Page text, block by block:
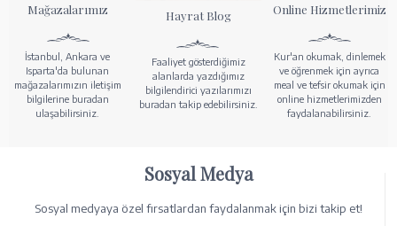
Mağazalarımız
İstanbul, Ankara ve
Isparta'da bulunan
mağazalarımızın iletişim
bilgilerine buradan
ulaşabilirsiniz.
Hayrat Blog
Faaliyet gösterdiğimiz
alanlarda yazdığımız
bilgilendirici yazılarımızı
buradan takip edebilirsiniz.
Online Hizmetlerimiz
Kur'an okumak, dinlemek
ve öğrenmek için ayrıca
meal ve tefsir okumak için
online hizmetlerimizden
faydalanabilirsiniz.
Sosyal Medya
Sosyal medyaya özel fırsatlardan faydalanmak için bizi takip et!